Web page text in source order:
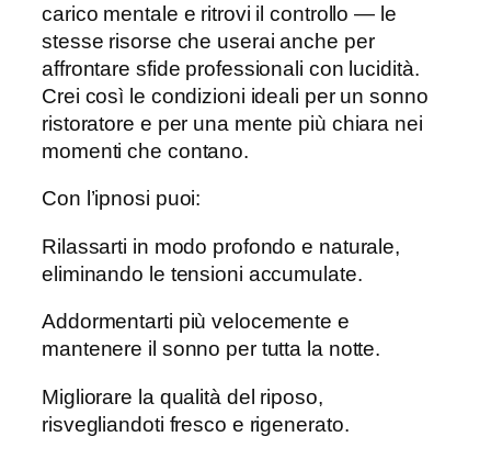
carico mentale e ritrovi il controllo — le
stesse risorse che userai anche per
affrontare sfide professionali con lucidità.
Crei così le condizioni ideali per un sonno
ristoratore e per una mente più chiara nei
momenti che contano.
Con l’ipnosi puoi:
Rilassarti in modo profondo e naturale,
eliminando le tensioni accumulate.
Addormentarti più velocemente e
mantenere il sonno per tutta la notte.
Migliorare la qualità del riposo,
risvegliandoti fresco e rigenerato.